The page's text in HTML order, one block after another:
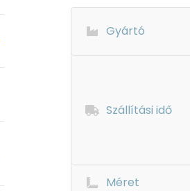
Gyártó
Szállítási idő
Méret